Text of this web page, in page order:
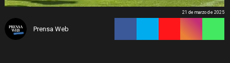
Prensa Web
21 de marzo de 2025